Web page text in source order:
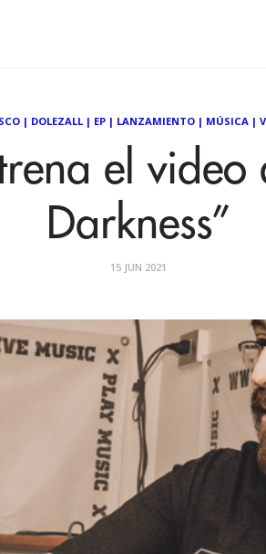
| DOLEZALL| EP| LANZAMIENTO| MÚSICA|
el video
Darkness”
15 JUN 2021